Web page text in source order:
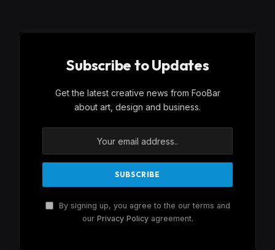
Subscribe to Updates
Get the latest creative news from FooBar
about art, design and business.
By signing up, you agree to the our terms and
our Privacy Policyagreement.